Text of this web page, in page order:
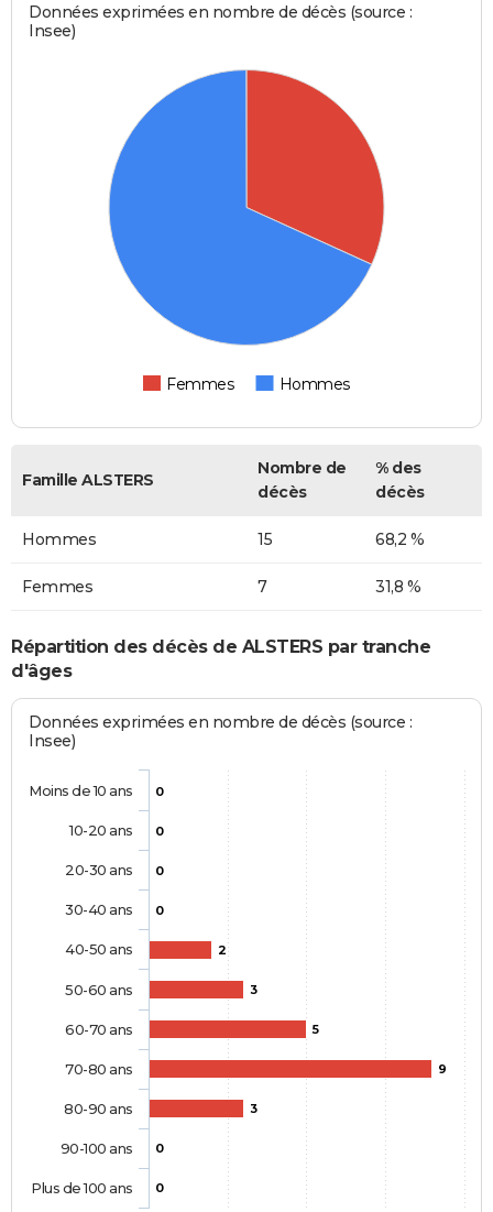
Données exprimées en nombre de décès (source :
Insee)
Femmes Hommes
Famille ALSTERS
Nombre de
décès
% des
décès
Hommes 15 68,2 %
Femmes 7 31,8 %
Répartition des décès de ALSTERS par tranche
d'âges
Données exprimées en nombre de décès (source :
Insee)
0
0
0
0
2
3
5
9
3
0
0
Moins de 10 ans
10-20 ans
20-30 ans
30-40 ans
40-50 ans
50-60 ans
60-70 ans
70-80 ans
80-90 ans
90-100 ans
Plus de 100 ans